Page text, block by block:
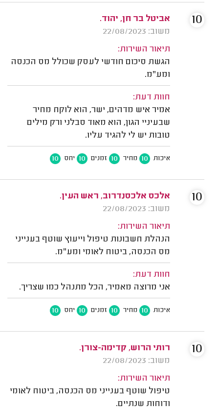
אביטל בר חן, יהוד.
משוב: 22/08/2023
תיאור השירות:
הגשת סיכום חודשי לעסק שכולל מס הכנסה
ומע"מ.
חוות דעת:
אמיר איש מדהים, ישר, הוא לוקח מחיר
שבעיניי הגון, הוא מאוד סבלני ורק מילים
טובות יש לי להגיד עליו.
איכות 10 מחיר 10 זמנים 10 יחס 10
10
אלכס אלכסנדרוב, ראש העין.
משוב: 22/08/2023
תיאור השירות:
הנהלת חשבונות טיפול וייעוץ שוטף בענייני
מס הכנסה, ביטוח לאומי ומע"מ.
חוות דעת:
אני מרוצה מאמיר, הכל מתנהל כמו שצריך.
איכות 10 מחיר 10 זמנים 10 יחס 10
10
רותי הרוש, קדימה-צורן.
משוב: 22/08/2023
תיאור השירות:
טיפול שוטף בענייני מס הכנסה, ביטוח לאומי
ודוחות שנתיים.
10